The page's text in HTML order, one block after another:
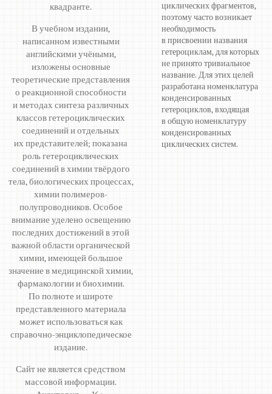
квадранте.
В учебном издании,
написанном известными
английскими учёными,
изложены основные
теоретические представления
о реакционной способности
и методах синтеза различных
классов гетероциклических
соединений и отдельных
их представителей; показана
роль гетероциклических
соединений в химии твёрдого
тела, биологических процессах,
химии полимеров-
полупроводников. Особое
внимание уделено освещению
последних достижений в этой
важной области органической
химии, имеющей большое
значение в медицинской химии,
фармакологии и биохимии.
По полноте и широте
представленного материала
может использоваться как
справочно-энциклопедическое
издание.
Сайт не является средством
массовой информации.
циклических фрагментов,
поэтому часто возникает
необходимость
в присвоении названия
гетероциклам, для которых
не принято тривиальное
название. Для этих целей
разработана номенклатура
конденсированных
гетероциклов, входящая
в общую номенклатуру
конденсированных
циклических систем.